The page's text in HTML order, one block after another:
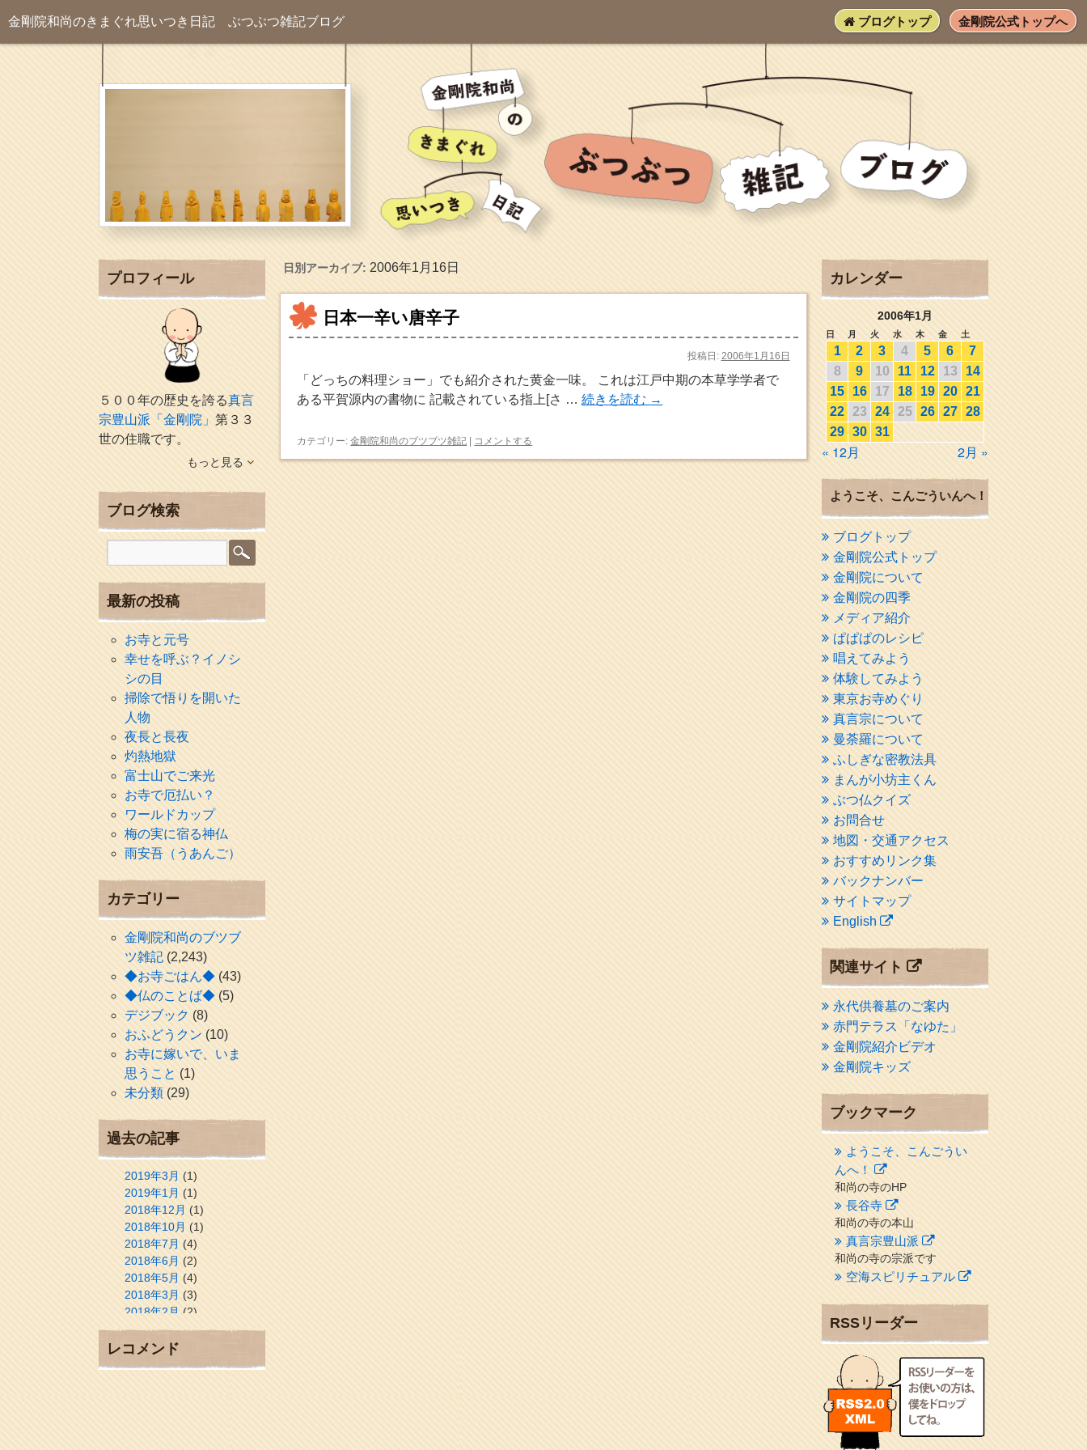
金剛院和尚のきまぐれ思いつき日記 ぶつぶつ雑記ブログ ブログトップ 金剛院公式トップへ
日別アーカイブ:2006年1月16日
日本一辛い唐辛子
投稿日: 2006年1月16日
「どっちの料理ショー」でも紹介された黄金一味。 これは江戸中期の本草学学者で
ある平賀源内の書物に 記載されている指上[さ …続きを読む →
カテゴリー: 金剛院和尚のブツブツ雑記 コメントする
プロフィール
５００年の歴史を誇る真言
宗豊山派「金剛院」第３３
世の住職です。
もっと見る
ブログ検索
最新の投稿
お寺と元号
幸せを呼ぶ？イノシ
シの目
掃除で悟りを開いた
人物
夜長と長夜
灼熱地獄
富士山でご来光
お寺で厄払い？
ワールドカップ
梅の実に宿る神仏
雨安吾（うあんご）
カテゴリー
金剛院和尚のブツブ
ツ雑記(2,243)
◆お寺ごはん◆(43)
◆仏のことば◆(5)
デジブック(8)
おふどうクン(10)
お寺に嫁いで、いま
思うこと(1)
未分類(29)
過去の記事
2019年3月(1)
2019年1月(1)
2018年12月(1)
2018年10月(1)
2018年7月(4)
2018年6月(2)
2018年5月(4)
2018年3月(3)
2018年2月(2)
2018年1月(2)
2017年12月
2017年10月(1)
2017年9月(4)
2017年8月(3)
2017年7月(1)
レコメンド
カレンダー
2006年1月
日 月 火 水 木 金 土
1 2 3 4 5 6
7
8
9 10 11 12 13
14
15
16 17 18 19 20 21
22
23 24 25 26 27 28
29 30 31
« 12月 2月 »
ようこそ、こんごういんへ！
ブログトップ
金剛院公式トップ
金剛院について
金剛院の四季
メディア紹介
ぱぱぱのレシピ
唱えてみよう
体験してみよう
東京お寺めぐり
真言宗について
曼荼羅について
ふしぎな密教法具
まんが小坊主くん
ぶつ仏クイズ
お問合せ
地図・交通アクセス
おすすめリンク集
バックナンバー
サイトマップ
English
関連サイト
永代供養墓のご案内
赤門テラス「なゆた」
金剛院紹介ビデオ
金剛院キッズ
ブックマーク
ようこそ、こんごうい
んへ！
和尚の寺のHP
長谷寺
和尚の寺の本山
真言宗豊山派
和尚の寺の宗派です
空海スピリチュアル
２１世紀を（空海）する情
クリプロホームページ
地域のライターさんです
小豆島 圓満寺
小豆島霊場第７４番のお寺
新聞屋の道具箱
新聞社で使われる用語の解
RSSリーダー